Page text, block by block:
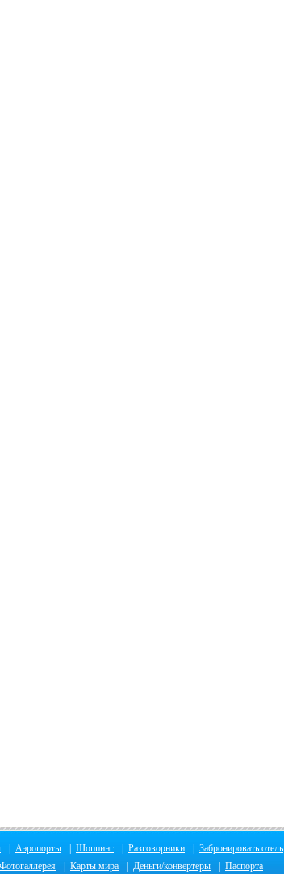
Аэропорты Шоппинг Разговорники
Забронировать отель
Фотогаллерея Карты мира Деньги/конвертеры Паспорта